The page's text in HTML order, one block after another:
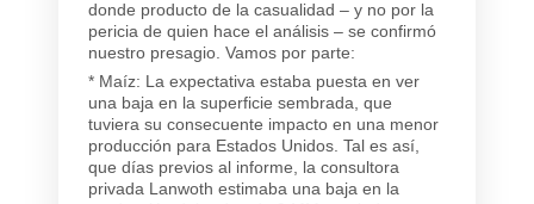
donde producto de la casualidad – y no por la
pericia de quien hace el análisis – se confirmó
nuestro presagio. Vamos por parte:
* Maíz: La expectativa estaba puesta en ver
una baja en la superficie sembrada, que
tuviera su consecuente impacto en una menor
producción para Estados Unidos. Tal es así,
que días previos al informe, la consultora
privada Lanwoth estimaba una baja en la